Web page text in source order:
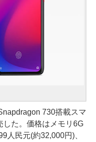
730搭載スマ
した。価格はメモリ6G
人民元(約32,000円)、